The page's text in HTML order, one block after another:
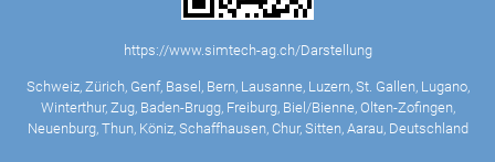
https://www.simtech-ag.ch/Darstellung
Schweiz, Zürich, Genf, Basel, Bern, Lausanne, Luzern, St. Gallen, Lugano,
Winterthur, Zug, Baden-Brugg, Freiburg, Biel/Bienne, Olten-Zofingen,
Neuenburg, Thun, Köniz, Schaffhausen, Chur, Sitten, Aarau, Deutschland